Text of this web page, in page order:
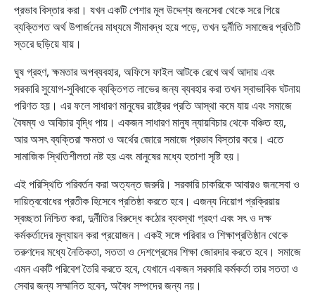
প্রভাব বিস্তার করা। যখন একটি পেশার মূল উদ্দেশ্য জনসেবা থেকে সরে গিয়ে
ব্যক্তিগত অর্থ উপার্জনের মাধ্যমে সীমাবদ্ধ হয়ে পড়ে, তখন দুর্নীতি সমাজের প্রতিটি
স্তরে ছড়িয়ে যায়।
ঘুষ গ্রহণ, ক্ষমতার অপব্যবহার, অফিসে ফাইল আটকে রেখে অর্থ আদায় এবং
সরকারি সুযোগ-সুবিধাকে ব্যক্তিগত লাভের জন্য ব্যবহার করা তখন স্বাভাবিক ঘটনায়
পরিণত হয়। এর ফলে সাধারণ মানুষের রাষ্ট্রের প্রতি আস্থা কমে যায় এবং সমাজে
বৈষম্য ও অবিচার বৃদ্ধি পায়। একজন সাধারণ মানুষ ন্যায়বিচার থেকে বঞ্চিত হয়,
আর অসৎ ব্যক্তিরা ক্ষমতা ও অর্থের জোরে সমাজে প্রভাব বিস্তার করে। এতে
সামাজিক স্থিতিশীলতা নষ্ট হয় এবং মানুষের মধ্যে হতাশা সৃষ্টি হয়।
এই পরিস্থিতি পরিবর্তন করা অত্যন্ত জরুরি। সরকারি চাকরিকে আবারও জনসেবা ও
দায়িত্ববোধের প্রতীক হিসেবে প্রতিষ্ঠা করতে হবে। এজন্য নিয়োগ প্রক্রিয়ায়
স্বচ্ছতা নিশ্চিত করা, দুর্নীতির বিরুদ্ধে কঠোর ব্যবস্থা গ্রহণ এবং সৎ ও দক্ষ
কর্মকর্তাদের মূল্যায়ন করা প্রয়োজন। একই সঙ্গে পরিবার ও শিক্ষাপ্রতিষ্ঠান থেকে
তরুণদের মধ্যে নৈতিকতা, সততা ও দেশপ্রেমের শিক্ষা জোরদার করতে হবে। সমাজে
এমন একটি পরিবেশ তৈরি করতে হবে, যেখানে একজন সরকারি কর্মকর্তা তার সততা ও
সেবার জন্য সম্মানিত হবেন, অবৈধ সম্পদের জন্য নয়।